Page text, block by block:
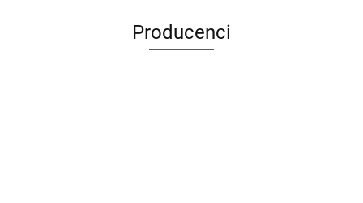
Producenci